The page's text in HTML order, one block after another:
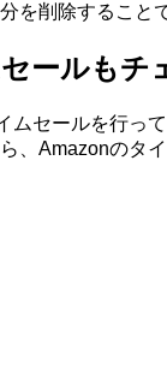
を削除すること
ールもチ
ムセールを行っ
、Amazonのタ